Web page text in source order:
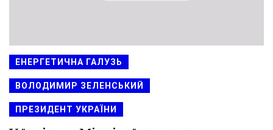
ЕНЕРГЕТИЧНА ГАЛУЗЬ
ВОЛОДИМИР ЗЕЛЕНСЬКИЙ
ПРЕЗИДЕНТ УКРАЇНИ